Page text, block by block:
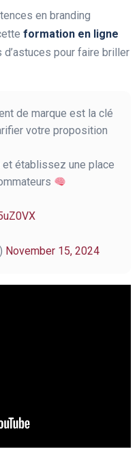
en branding
formation en ligne
d’astuces pour faire briller
de marque est la clé
votre proposition
établissez une place
November 15, 2024